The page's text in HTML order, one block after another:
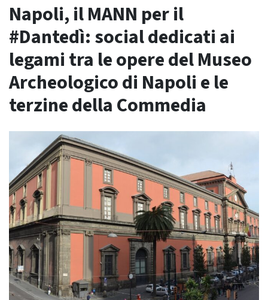
Napoli, il MANN per il
#Dantedì: social dedicati ai
legami tra le opere del Museo
Archeologico di Napoli e le
terzine della Commedia